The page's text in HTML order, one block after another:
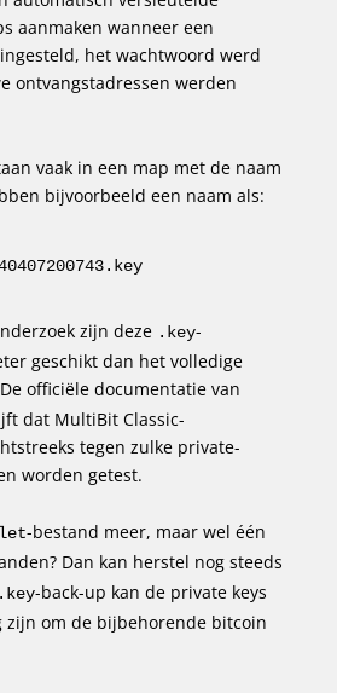
aanmaken wanneer een
het wachtwoord werd
ontvangstadressen werden
vaak in een map met de naam
bijvoorbeeld een naam als:
zijn deze .key-
geschikt dan het volledige
officiële documentatie van
dat MultiBit Classic-
tegen zulke private-
worden getest.
-bestand meer, maar wel één
Dan kan herstel nog steeds
.key-back-up kan de private keys
zijn om de bijbehorende bitcoin